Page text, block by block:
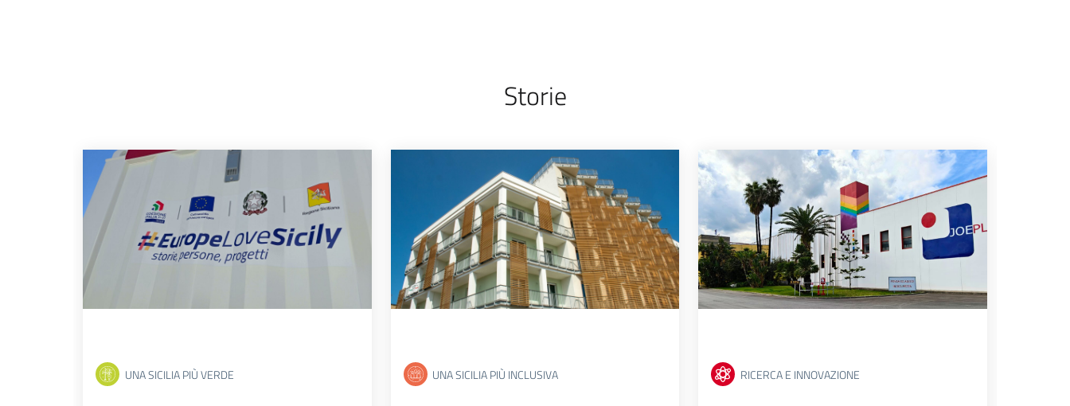
Storie
UNA SICILIA PIÙ VERDE UNA SICILIA PIÙ INCLUSIVA RICERCA E INNOVAZIONE